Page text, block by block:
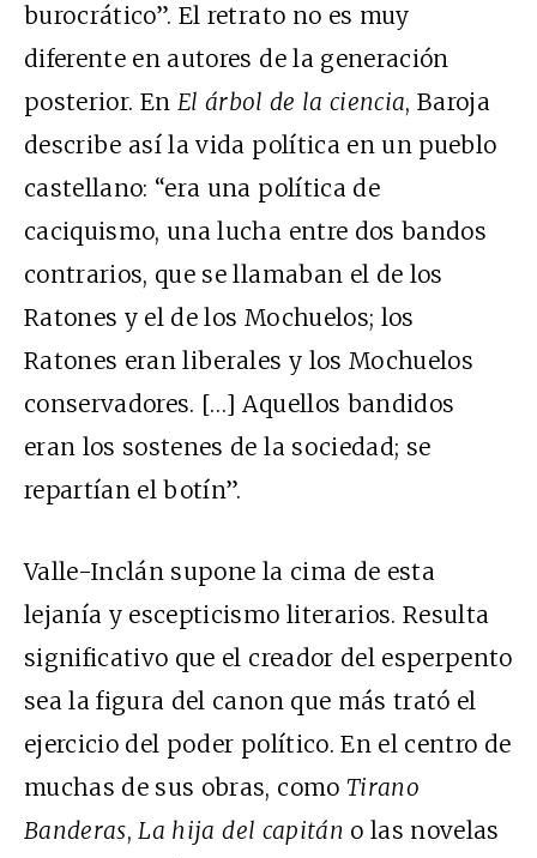
burocrático”. El retrato no es muy
diferente en autores de la generación
posterior. En El árbol de la ciencia, Baroja
describe así la vida política en un pueblo
castellano: “era una política de
caciquismo, una lucha entre dos bandos
contrarios, que se llamaban el de los
Ratones y el de los Mochuelos; los
Ratones eran liberales y los Mochuelos
conservadores. […] Aquellos bandidos
eran los sostenes de la sociedad; se
repartían el botín”.
Valle-Inclán supone la cima de esta
lejanía y escepticismo literarios. Resulta
significativo que el creador del esperpento
sea la figura del canon que más trató el
ejercicio del poder político. En el centro de
muchas de sus obras, como Tirano
Banderas,La hija del capitán o las novelas